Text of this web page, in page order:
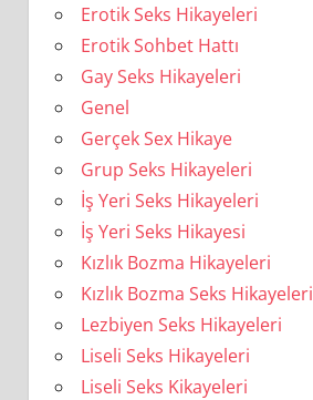
Erotik Seks Hikayeleri
Erotik Sohbet Hattı
Gay Seks Hikayeleri
Genel
Gerçek Sex Hikaye
Grup Seks Hikayeleri
İş Yeri Seks Hikayeleri
İş Yeri Seks Hikayesi
Kızlık Bozma Hikayeleri
Kızlık Bozma Seks Hikayeleri
Lezbiyen Seks Hikayeleri
Liseli Seks Hikayeleri
Liseli Seks Kikayeleri